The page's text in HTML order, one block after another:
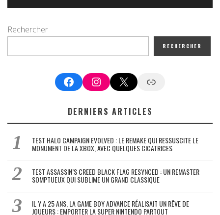
Rechercher
RECHERCHER
FacebookInstagram
X Google News
DERNIERS ARTICLES
TEST HALO CAMPAIGN EVOLVED : LE REMAKE QUI RESSUSCITE LE
MONUMENT DE LA XBOX, AVEC QUELQUES CICATRICES
TEST ASSASSIN’S CREED BLACK FLAG RESYNCED : UN REMASTER
SOMPTUEUX QUI SUBLIME UN GRAND CLASSIQUE
IL Y A 25 ANS, LA GAME BOY ADVANCE RÉALISAIT UN RÊVE DE
JOUEURS : EMPORTER LA SUPER NINTENDO PARTOUT